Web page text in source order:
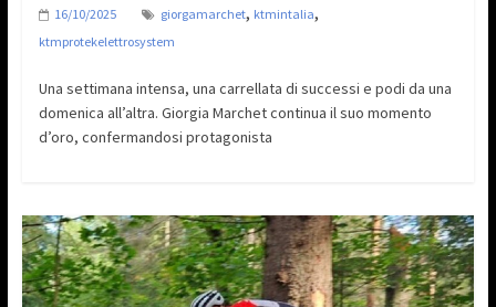
16/10/2025 giorgamarchet, ktmintalia,
ktmprotekelettrosystem
Una settimana intensa, una carrellata di successi e podi da una
domenica all’altra. Giorgia Marchet continua il suo momento
d’oro, confermandosi protagonista